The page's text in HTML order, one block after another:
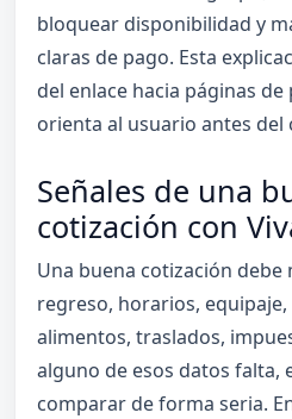
bloquear disponibilidad y
claras de pago. Esta
del enlace hacia páginas
orienta al usuario antes del
Señales de una
cotización con
Una buena cotización debe
regreso, horarios,
alimentos, traslados,
alguno de esos datos falta,
comparar de forma seria.